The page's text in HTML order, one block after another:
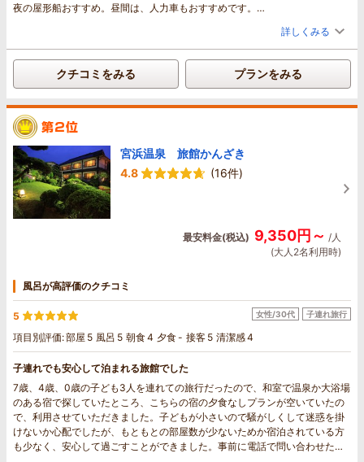
夜の屋形船おすすめ。昼間は、人力車もおすすめです。
詳しくみる
クチコミをみる プランをみる
宮浜温泉 旅館かんざき
4.8
(16件)
最安料金(税込) 9,350円～ /人
(大人2名利用時)
風呂が高評価のクチコミ
5
項目別評価:部屋 5 風呂 5 朝食4 夕食- 接客 5 清潔感4
女性/30代 子連れ旅行
子連れでも安心して泊まれる旅館でした
7歳、4歳、0歳の子ども3人を連れての旅行だったので、和室で温泉か大浴場
のある宿で探していたところ、こちらの宿の夕食なしプランが空いていたの
で、利用させていただきました。子どもが小さいので騒がしくして迷惑を掛
けないか心配でしたが、もともとの部屋数が少ないためか宿泊されている方
も少なく、安心して過ごすことができました。事前に電話で問い合わせた際